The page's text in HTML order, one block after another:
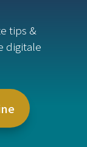
tips &
digitale